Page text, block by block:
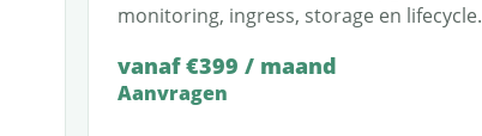
monitoring, ingress, storage en lifecycle.
vanaf €399 / maand
Aanvragen